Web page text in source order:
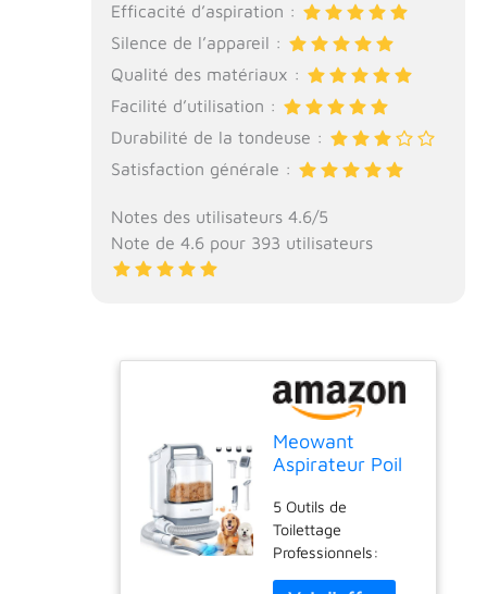
Efficacité d’aspiration :
Silence de l’appareil :
Qualité des matériaux :
Facilité d’utilisation :
Durabilité de la tondeuse :
Satisfaction générale :
Notes des utilisateurs 4.6/5
Note de 4.6 pour 393 utilisateurs
Meowant
Aspirateur Poil
Professionnelle
Tondeuse
Chien, 13000
Pa Aspirateur
5 Outils de
Toilettage
Professionnels: